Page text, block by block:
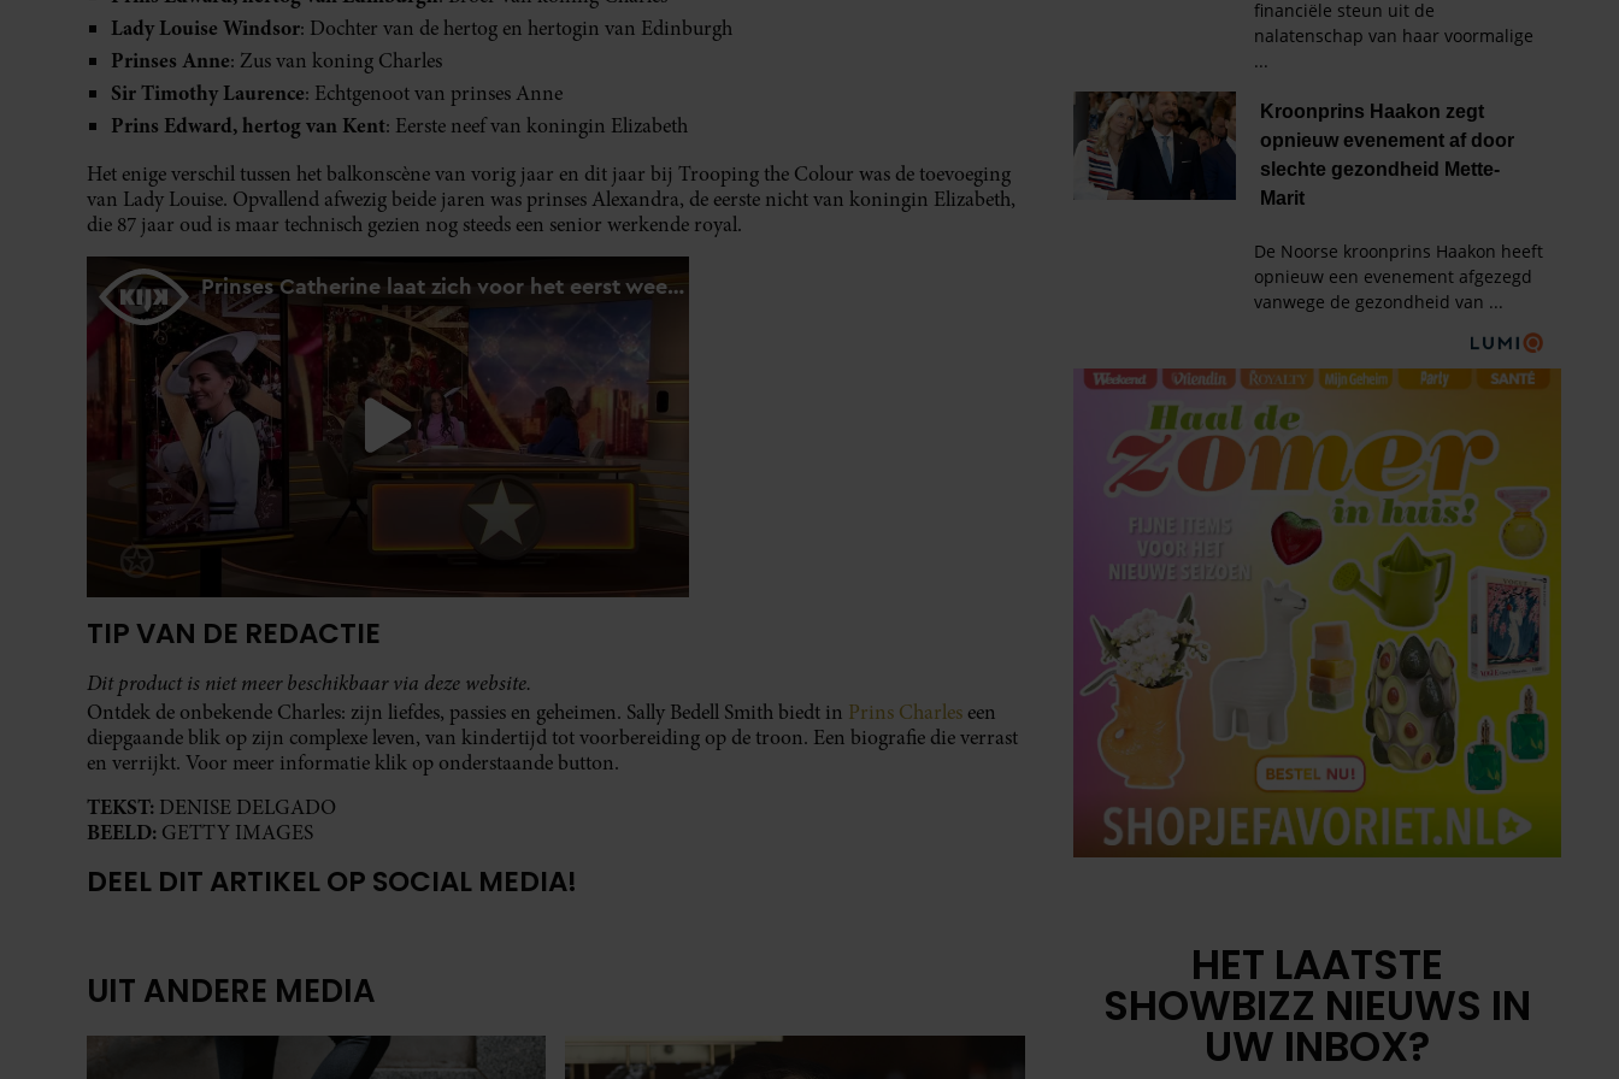
Lady Louise Windsor: Dochter van de hertog en hertogin van Edinburgh
Prinses Anne: Zus van koning Charles
Sir Timothy Laurence: Echtgenoot van prinses Anne
Prins Edward, hertog van Kent: Eerste neef van koningin Elizabeth
Het enige verschil tussen het balkonscène van vorig jaar en dit jaar bij Trooping the Colour was de toevoeging
van Lady Louise. Opvallend afwezig beide jaren was prinses Alexandra, de eerste nicht van koningin Elizabeth,
die 87 jaar oud is maar technisch gezien nog steeds een senior werkende royal.
TIP VAN DE REDACTIE
Dit product is niet meer beschikbaar via deze website.
Ontdek de onbekende Charles: zijn liefdes, passies en geheimen. Sally Bedell Smith biedt in Prins Charles een
diepgaande blik op zijn complexe leven, van kindertijd tot voorbereiding op de troon. Een biografie die verrast
en verrijkt. Voor meer informatie klik op onderstaande button.
TEKST: DENISE DELGADO
BEELD: GETTY IMAGES
DEEL DIT ARTIKEL OP SOCIAL MEDIA!
UIT ANDERE MEDIA HET LAATSTE
SHOWBIZZ NIEUWS IN
UW INBOX?